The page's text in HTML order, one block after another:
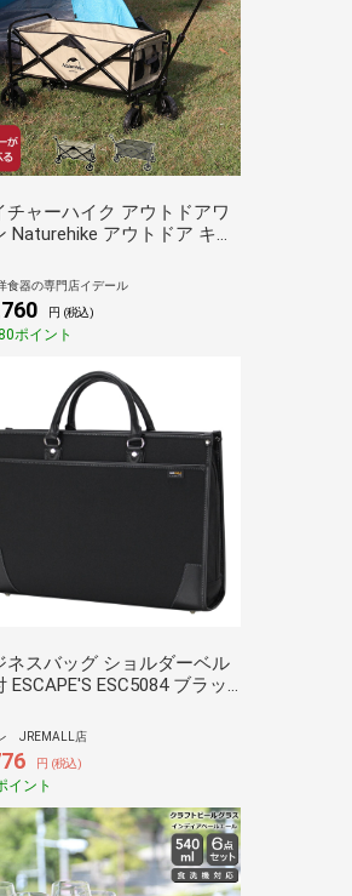
チャーハイク アウトドアワ
Naturehike アウトドア キャ
折り畳み 大容量 収納
食器の専門店イデール
円 (税込)
ポイント
ネスバッグ ショルダーベル
ESCAPE'S ESC5084 ブラッ
JREMALL店
円 (税込)
イント